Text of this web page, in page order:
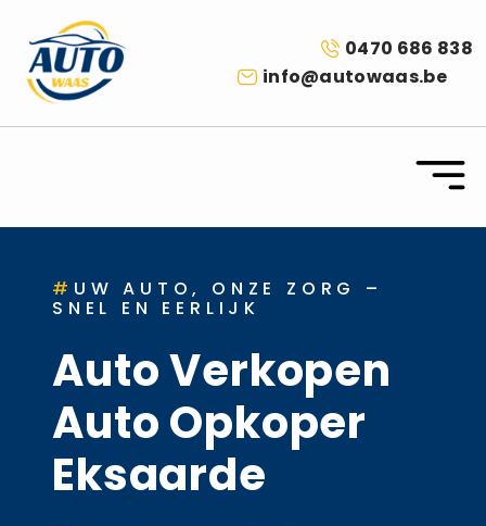
0470 686 838
info@autowaas.be
# UW AUTO, ONZE ZORG –
SNEL EN EERLIJK
Auto Verkopen
Auto Opkoper
Eksaarde